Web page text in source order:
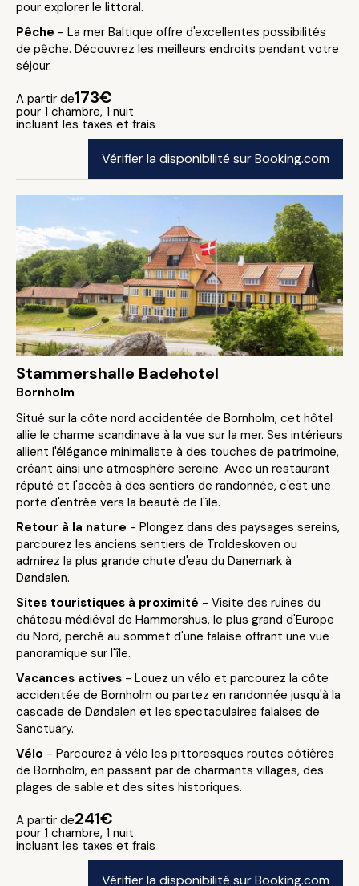
pour explorer le littoral.
Pêche - La mer Baltique offre d'excellentes possibilités
de pêche. Découvrez les meilleurs endroits pendant votre
séjour.
A partir de173€
pour 1 chambre, 1 nuit
incluant les taxes et frais
Vérifier la disponibilité sur Booking.com
Stammershalle Badehotel
Bornholm
Situé sur la côte nord accidentée de Bornholm, cet hôtel
allie le charme scandinave à la vue sur la mer. Ses intérieurs
allient l'élégance minimaliste à des touches de patrimoine,
créant ainsi une atmosphère sereine. Avec un restaurant
réputé et l'accès à des sentiers de randonnée, c'est une
porte d'entrée vers la beauté de l'île.
Retour à la nature - Plongez dans des paysages sereins,
parcourez les anciens sentiers de Troldeskoven ou
admirez la plus grande chute d'eau du Danemark à
Døndalen.
Sites touristiques à proximité - Visite des ruines du
château médiéval de Hammershus, le plus grand d'Europe
du Nord, perché au sommet d'une falaise offrant une vue
panoramique sur l'île.
Vacances actives - Louez un vélo et parcourez la côte
accidentée de Bornholm ou partez en randonnée jusqu'à la
cascade de Døndalen et les spectaculaires falaises de
Sanctuary.
Vélo - Parcourez à vélo les pittoresques routes côtières
de Bornholm, en passant par de charmants villages, des
plages de sable et des sites historiques.
A partir de241€
pour 1 chambre, 1 nuit
incluant les taxes et frais
Vérifier la disponibilité sur Booking.com